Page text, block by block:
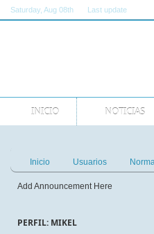
Saturday , Aug 08th Last update
INICIO NOTICIAS
Inicio Usuarios
Add Announcement Here
PERFIL: MIKEL